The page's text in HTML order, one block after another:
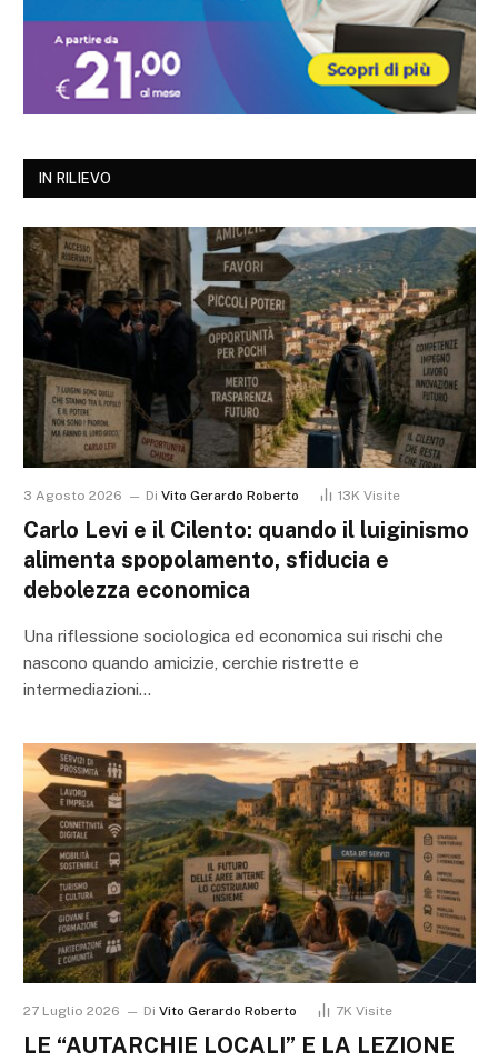
IN RILIEVO
3 Agosto 2026 Di Vito Gerardo Roberto 13K Visite
Carlo Levi e il Cilento: quando il luiginismo
alimenta spopolamento, sfiducia e
debolezza economica
Una riflessione sociologica ed economica sui rischi che
nascono quando amicizie, cerchie ristrette e
intermediazioni…
27 Luglio 2026 Di Vito Gerardo Roberto 7K Visite
LE “AUTARCHIE LOCALI” E LA LEZIONE